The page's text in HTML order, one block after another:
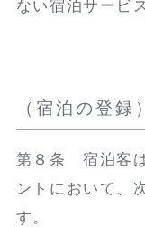
ない宿泊サービ
（宿泊の登録）
第８条 宿泊客
ントにおいて、
す。